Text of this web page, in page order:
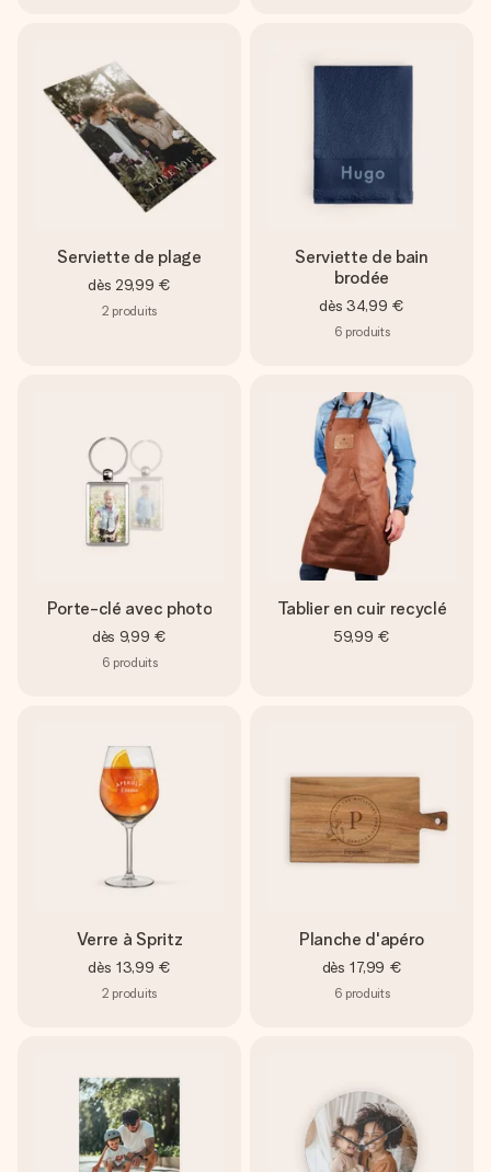
Serviette de plage
dès 29,99 €
2 produits
Serviette de bain
brodée
dès 34,99 €
6 produits
Porte-clé avec photo
dès 9,99 €
6 produits
Tablier en cuir recyclé
59,99 €
Verre à Spritz
dès 13,99 €
2 produits
Planche d'apéro
dès 17,99 €
6 produits